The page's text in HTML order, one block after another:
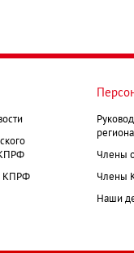
КПРФ
Члены
Члены
Наши